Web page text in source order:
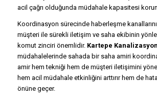
acil çağrı olduğunda müdahale kapasitesi
Koordinasyon sürecinde haberleşme
müşteri ile sürekli iletişim ve saha ekibinin
komut zinciri önemlidir. Kartepe
müdahalelerinde sahada bir saha amiri
amir hem tekniği hem de müşteri iletişimini
hem acil müdahale etkinliğini arttırır hem de
önüne geçer.